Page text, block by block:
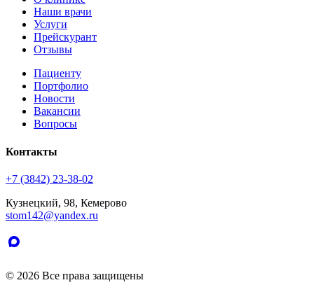
Наши врачи
Услуги
Прейскурант
Отзывы
Пациенту
Портфолио
Новости
Вакансии
Вопросы
Контакты
+7 (3842) 23-38-02
Кузнецкий, 98, Кемерово
stom142@yandex.ru
© 2026 Все права защищены